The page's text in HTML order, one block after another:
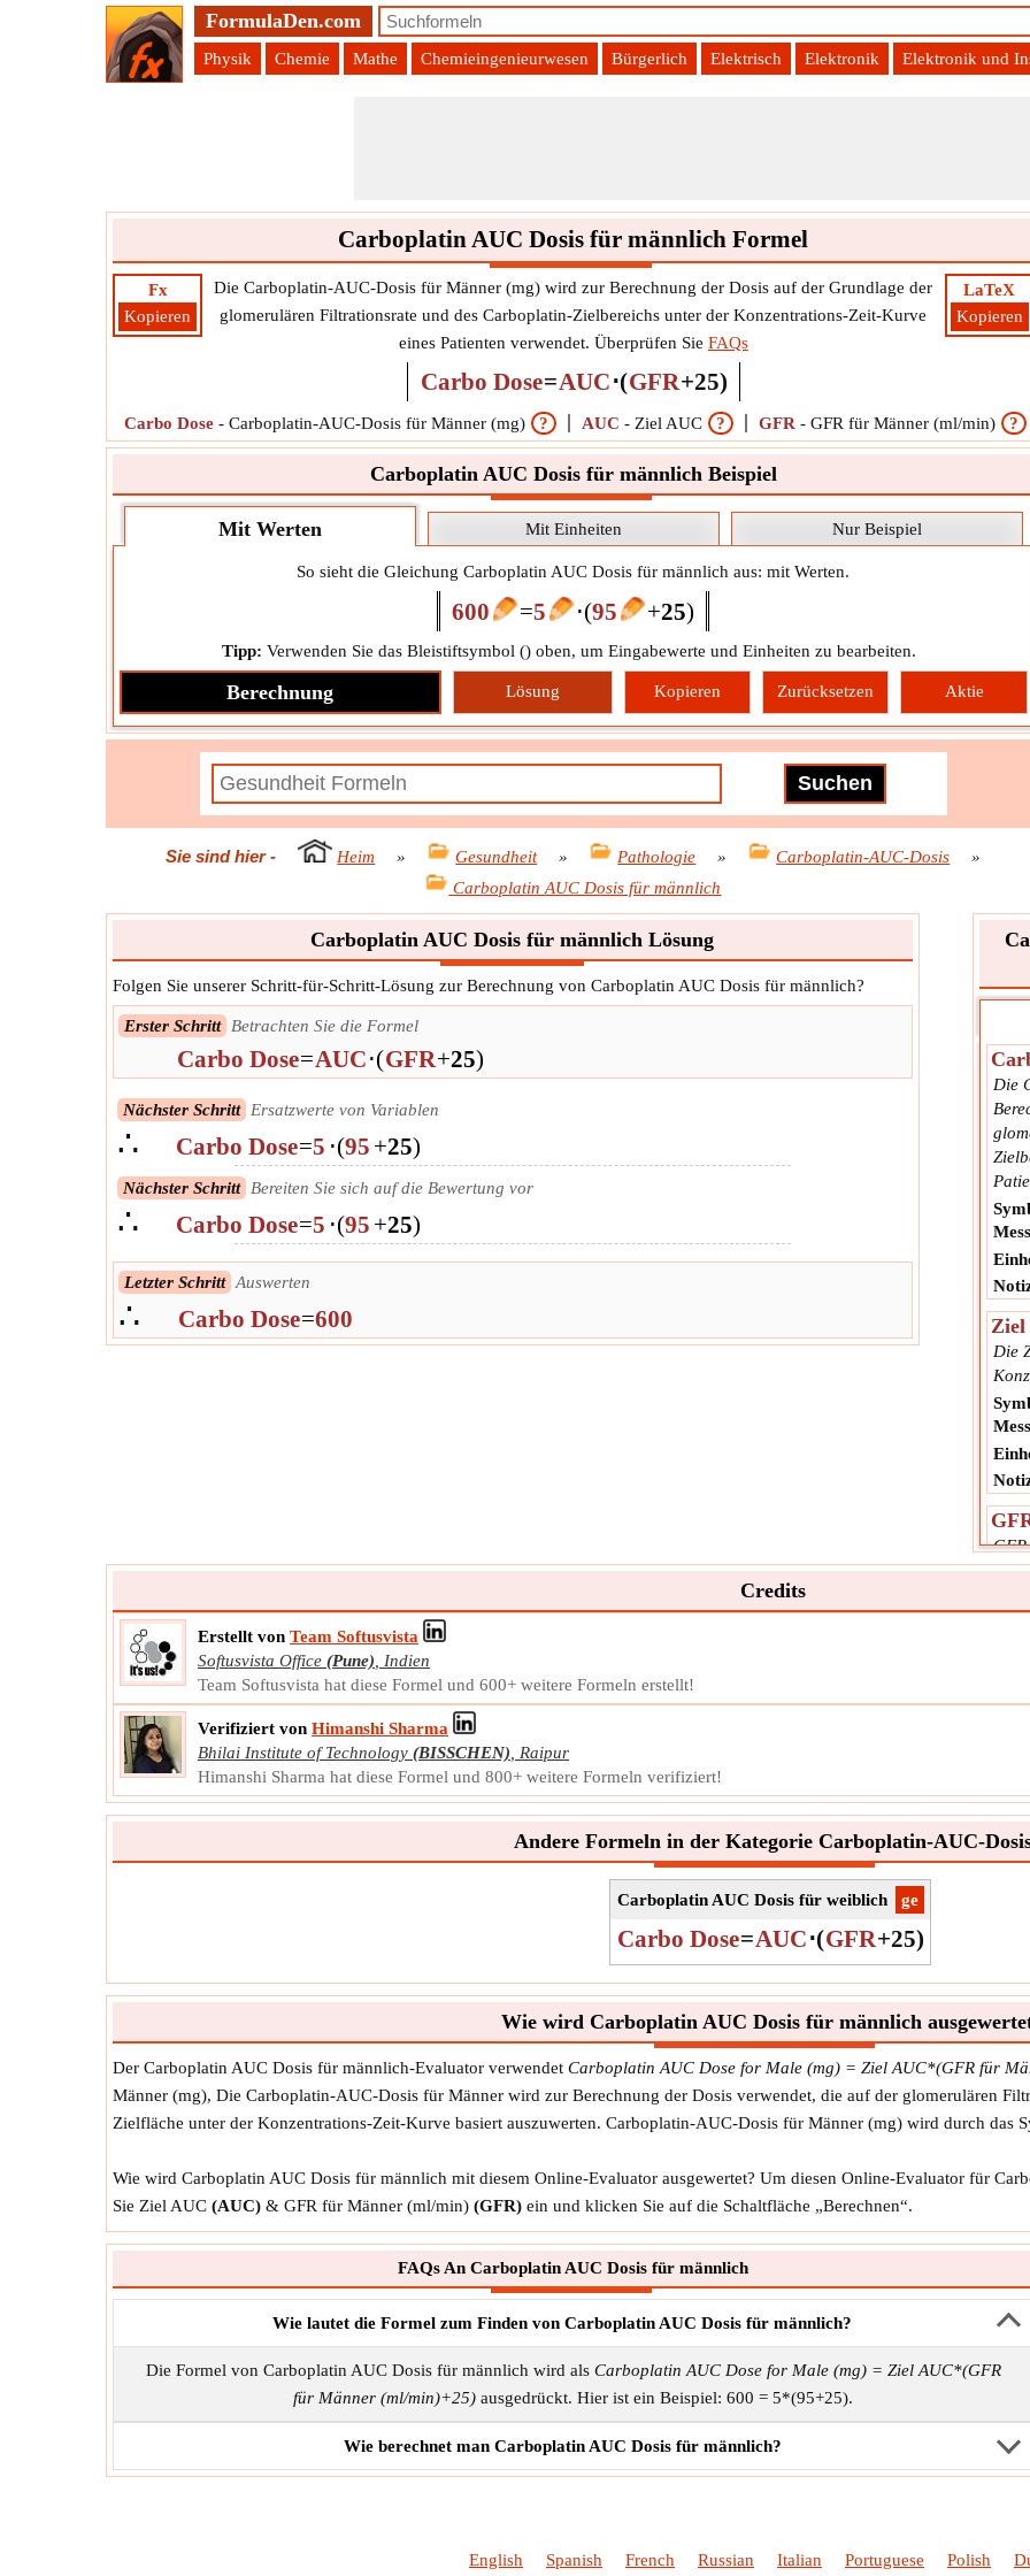
FormulaDen.com
Physik Chemie Mathe Chemieingenieurwesen Bürgerlich Elektrisch Elektronik Elektronik und
Carboplatin AUC Dosis für männlich Formel
Fx
Kopieren
LaTeX
Kopieren
Die Carboplatin-AUC-Dosis für Männer (mg) wird zur Berechnung der Dosis auf der Grundlage der
glomerulären Filtrationsrate und des Carboplatin-Zielbereichs unter der Konzentrations-Zeit-Kurve
eines Patienten verwendet. Überprüfen Sie FAQs
Carbo Dose=AUC⋅(GFR+25)
Carbo Dose - Carboplatin-AUC-Dosis für Männer (mg) ? AUC - Ziel AUC ? GFR - GFR für Männer (ml/min) ?
Carboplatin AUC Dosis für männlich Beispiel
Mit Werten Mit Einheiten Nur Beispiel
So sieht die Gleichung Carboplatin AUC Dosis für männlich aus: mit Werten.
600 =5 ⋅(95 +25)
Tipp: Verwenden Sie das Bleistiftsymbol () oben, um Eingabewerte und Einheiten zu bearbeiten.
Berechnung Lösung Kopieren Zurücksetzen Aktie
Sie sind hier- Heim » Gesundheit » Pathologie » Carboplatin-AUC-Dosis
»
Carboplatin AUC Dosis für männlich
Carboplatin AUC Dosis für männlich Lösung
Folgen Sie unserer Schritt-für-Schritt-Lösung zur Berechnung von Carboplatin AUC Dosis für männlich?
Erster Schritt Betrachten Sie die Formel
Carbo Dose=AUC⋅(GFR+25)
Nächster Schritt Ersatzwerte von Variablen
∴ Carbo Dose=5 ⋅(95 +25)
Nächster Schritt Bereiten Sie sich auf die Bewertung vor
∴ Carbo Dose=5 ⋅(95 +25)
Letzter Schritt Auswerten
∴ Carbo Dose=600
Die
Ziel
Die
Credits
Erstellt von Team Softusvista
Softusvista Office (Pune)
Indien
Team Softusvista hat diese Formel und 600+ weitere Formeln erstellt!
Verifiziert von Himanshi Sharma
Bhilai Institute of Technology (BISSCHEN)
Raipur
Himanshi Sharma hat diese Formel und 800+ weitere Formeln verifiziert!
Andere Formeln in der Kategorie Carboplatin-AUC-
​ge
Carboplatin AUC Dosis für weiblich
Carbo Dose=AUC⋅(GFR+25)
Wie wird Carboplatin AUC Dosis für männlich
Der Carboplatin AUC Dosis für männlich-Evaluator verwendet Carboplatin AUC Dose for Male (mg) = Ziel AUC*(GFR für
Männer (mg), Die Carboplatin-AUC-Dosis für Männer wird zur Berechnung der Dosis verwendet, die auf der glomerulären
Zielfläche unter der Konzentrations-Zeit-Kurve basiert auszuwerten. Carboplatin-AUC-Dosis für Männer (mg) wird durch das
Wie wird Carboplatin AUC Dosis für männlich mit diesem Online-Evaluator ausgewertet? Um diesen Online-Evaluator für
Sie Ziel AUC (AUC) & GFR für Männer (ml/min) (GFR) ein und klicken Sie auf die Schaltfläche „Berechnen“.
FAQs An Carboplatin AUC Dosis für männlich
Wie lautet die Formel zum Finden von Carboplatin AUC Dosis für männlich?
Die Formel von Carboplatin AUC Dosis für männlich wird als Carboplatin AUC Dose for Male (mg) = Ziel AUC*(GFR
für Männer (ml/min)+25) ausgedrückt. Hier ist ein Beispiel: 600 = 5*(95+25).
Wie berechnet man Carboplatin AUC Dosis für männlich?
English Spanish French Russian Italian Portuguese Polish